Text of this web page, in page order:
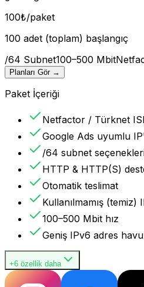
100₺/paket
100 adet (toplam) başlangıç
/64 Subnet100–500 Mbit
Planları Gör →
Paket İçeriği
Netfactor / Türknet
Google Ads uyumlu
/64 subnet
HTTP & HTTP(S)
Otomatik teslimat
Kullanılmamış (temiz)
100–500 Mbit hız
Geniş IPv6 adres
+6 özellik daha